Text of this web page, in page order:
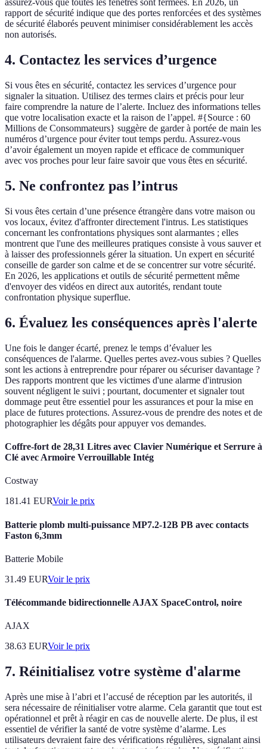
assurez-vous que toutes les fenêtres sont fermées. En 2026, un
rapport de sécurité indique que des portes renforcées et des systèmes
de sécurité élaborés peuvent minimiser considérablement les accès
non autorisés.
4. Contactez les services d’urgence
Si vous êtes en sécurité, contactez les services d’urgence pour
signaler la situation. Utilisez des termes clairs et précis pour leur
faire comprendre la nature de l’alerte. Incluez des informations telles
que votre localisation exacte et la raison de l’appel. #{Source : 60
Millions de Consommateurs} suggère de garder à portée de main les
numéros d’urgence pour éviter tout temps perdu. Assurez-vous
d’avoir également un moyen rapide et efficace de communiquer
avec vos proches pour leur faire savoir que vous êtes en sécurité.
5. Ne confrontez pas l’intrus
Si vous êtes certain d’une présence étrangère dans votre maison ou
vos locaux, évitez d'affronter directement l'intrus. Les statistiques
concernant les confrontations physiques sont alarmantes ; elles
montrent que l'une des meilleures pratiques consiste à vous sauver et
à laisser des professionnels gérer la situation. Un expert en sécurité
conseille de garder son calme et de se concentrer sur votre sécurité.
En 2026, les applications et outils de sécurité permettent même
d'envoyer des vidéos en direct aux autorités, rendant toute
confrontation physique superflue.
6. Évaluez les conséquences après l'alerte
Une fois le danger écarté, prenez le temps d’évaluer les
conséquences de l'alarme. Quelles pertes avez-vous subies ? Quelles
sont les actions à entreprendre pour réparer ou sécuriser davantage ?
Des rapports montrent que les victimes d'une alarme d'intrusion
souvent négligent le suivi ; pourtant, documenter et signaler tout
dommage peut être essentiel pour les assurances et pour la mise en
place de futures protections. Assurez-vous de prendre des notes et de
photographier les dégâts pour appuyer vos demandes.
Coffre-fort de 28,31 Litres avec Clavier Numérique et Serrure à
Clé avec Armoire Verrouillable Intég
Costway
181.41 EURVoir le prix
Batterie plomb multi-puissance MP7.2-12B PB avec contacts
Faston 6,3mm
Batterie Mobile
31.49 EURVoir le prix
Télécommande bidirectionnelle AJAX SpaceControl, noire
AJAX
38.63 EURVoir le prix
7. Réinitialisez votre système d'alarme
Après une mise à l’abri et l’accusé de réception par les autorités, il
sera nécessaire de réinitialiser votre alarme. Cela garantit que tout est
opérationnel et prêt à réagir en cas de nouvelle alerte. De plus, il est
essentiel de vérifier la santé de votre système d’alarme. Les
utilisateurs devraient faire des vérifications régulières, signalant ainsi